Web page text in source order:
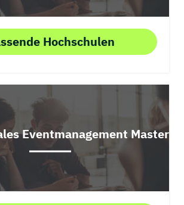
Hochschulen
Eventmanagement Master